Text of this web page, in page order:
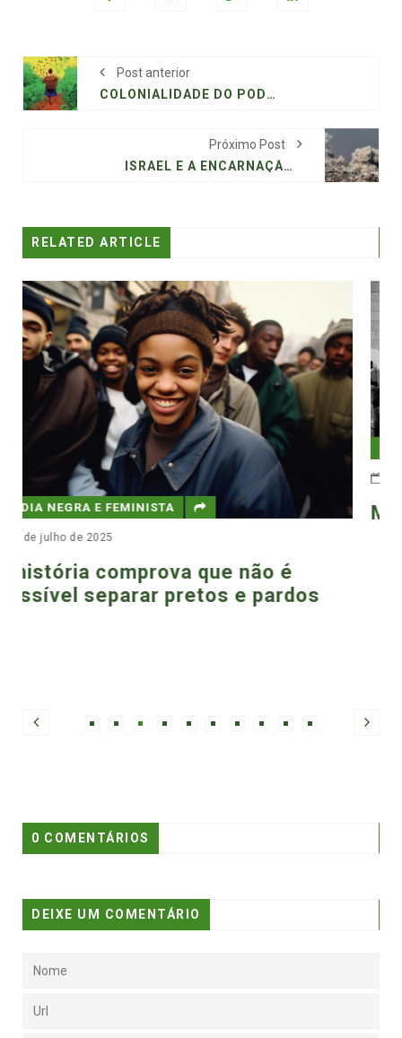
Post anterior
COLONIALIDADE DO PODER, BIODIVERSIDADE E DIREITO
Próximo Post
ISRAEL E A ENCARNAÇÃO DO COLONIALISMO CLÁSSICO
RELATED ARTICLE
MÍDIA NEGRA E FEMINISTA
22 de abril de 2024
Movimento negro na ditadura
0 COMENTÁRIOS
DEIXE UM COMENTÁRIO